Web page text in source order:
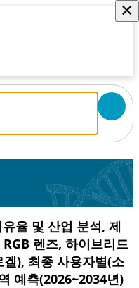
×
율 및 산업 분석, 제
렌즈, 하이브리드
), 최종 사용자별(소
예측(2026~2034년)